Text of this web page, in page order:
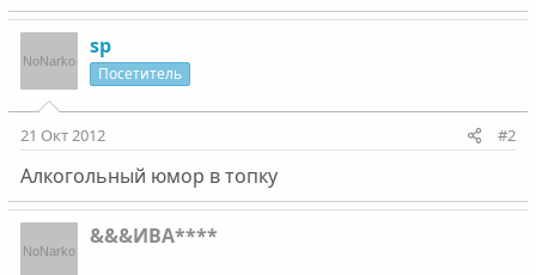
sp
Посетитель
21 Окт 2012 #2
Алкогольный юмор в топку
&&&ИВА****